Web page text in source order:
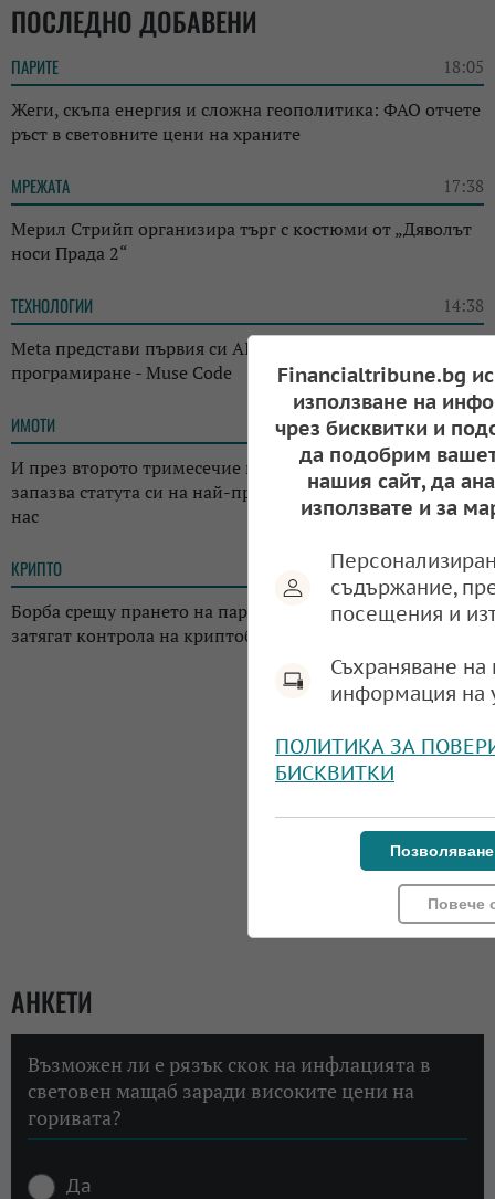
ПОСЛЕДНО ДОБАВЕНИ
ПАРИТЕ 18:05
Жеги, скъпа енергия и сложна геополитика: ФАО отчете
ръст в световните цени на храните
МРЕЖАТА 17:38
Мерил Стрийп организира търг с костюми от „Дяволът
носи Прада 2“
ТЕХНОЛОГИИ 14:38
Meta представи първия си AI инструмент за
програмиране - Muse Code
ИМОТИ 13:14
И през второто тримесечие на годината: Къщата
запазва статута си на най-предпочитаното жилище у
нас
КРИПТО 13:02
Борба срещу прането на пари: Регулаторите в Япония
затягат контрола на криптоборсите в страната
АНКЕТИ
Възможен ли е рязък скок на инфлацията в
световен мащаб заради високите цени на
горивата?
Да
Financialtribune.bg
използване на
чрез бисквитки и
да подобрим
нашия сайт, да
използвате и за
съдържание,
посещения и
Съхраняване
информация на
ПОЛИТИКА ЗА
БИСКВИТКИ
Повече